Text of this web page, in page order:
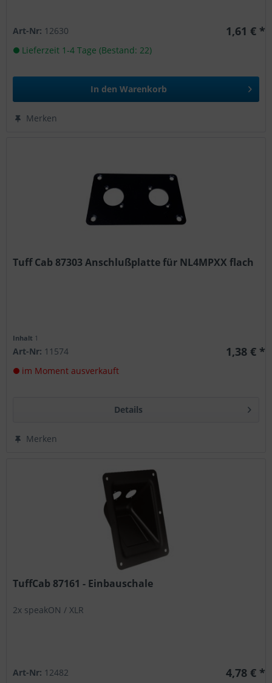
Art-Nr: 12630 1,61 € *
Lieferzeit 1-4 Tage (Bestand: 22)
In den Warenkorb
Merken
Tuff Cab 87303 Anschlußplatte für NL4MPXX flach
Inhalt 1
Art-Nr: 11574 1,38 € *
im Moment ausverkauft
Details
Merken
TuffCab 87161 - Einbauschale
2x speakON / XLR
Art-Nr: 12482 4,78 € *